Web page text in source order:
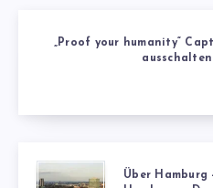
„Proof your humanity“
ausschalten
Über Hamburg